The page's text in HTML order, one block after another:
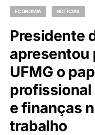
ECONOMIA NOTÍCIAS
Presidente
apresentou
UFMG o
e finanças
trabalho